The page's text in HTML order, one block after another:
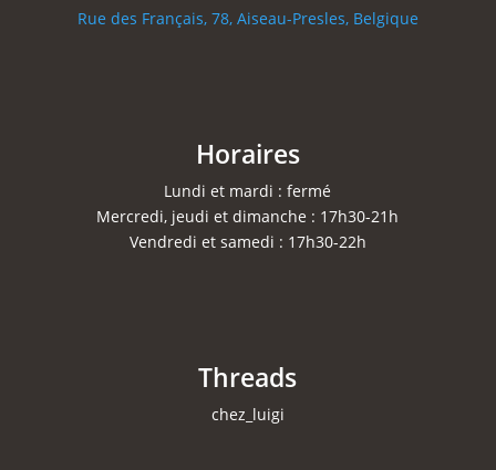
Rue des Français, 78, Aiseau-Presles, Belgique
Horaires
Lundi et mardi : fermé
Mercredi, jeudi et dimanche : 17h30-21h
Vendredi et samedi : 17h30-22h
Threads
chez_luigi